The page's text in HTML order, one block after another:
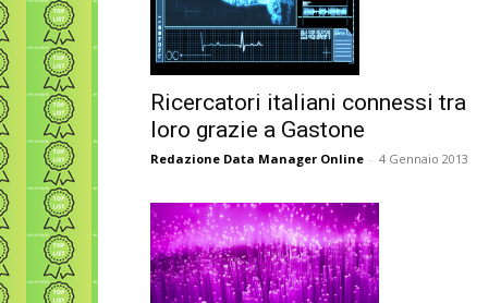
Ricercatori italiani connessi tra
loro grazie a Gastone
Redazione Data Manager Online - 4 Gennaio 2013